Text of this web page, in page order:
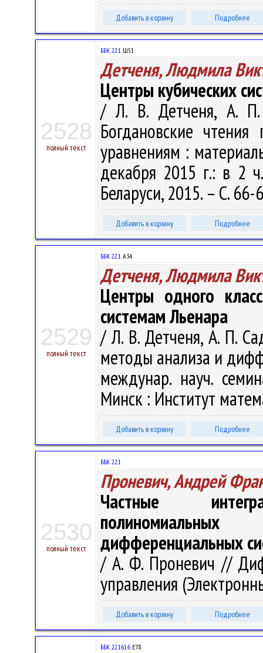
Добавить в корзину Подробнее
2528
полный текст
ББК 22.1 Ш51
Детченя, Людмила
Центры кубических
/ Л. В. Детченя, А.
Богдановские
уравнениям :
декабря 2015 г.: в 2
Беларуси, 2015. – С. 66-
Добавить в корзину Подробнее
2529
полный текст
ББК 22.1 А34
Детченя, Людмила
Центры одного
системам Льенара
/ Л. В. Детченя, А. П.
методы анализа и
междунар. науч.
Минск : Институт
Добавить в корзину Подробнее
2530
полный текст
ББК 22.1
Проневич, Андрей
Частные
полиномиальных
дифференциальных
/ А. Ф. Проневич //
управления
Добавить в корзину Подробнее
ББК 22.161.6 Е78